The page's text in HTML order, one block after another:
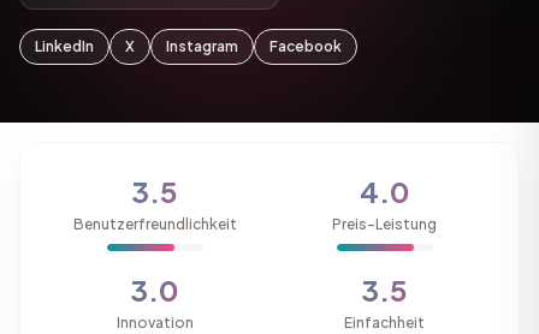
LinkedIn X Instagram Facebook
3.5
Benutzerfreundlichkeit
4.0
Preis-Leistung
3.0
Innovation
3.5
Einfachheit